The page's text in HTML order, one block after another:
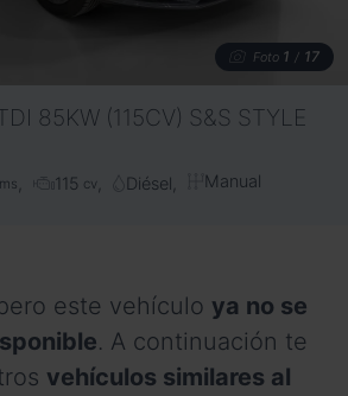
Foto 1 / 17
85KW (115CV) S&S STYLE
115 cv Diésel Manual
este vehículo ya no se
. A continuación te
vehículos similares al